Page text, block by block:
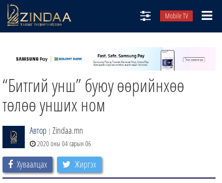
Mobile TV
ТВ8
ӨГЛӨӨНИЙ СОНИН
ЗИНДАА СЭТГҮҮЛ
“Битгий унш” буюу өөрийнхөө
төлөө унших ном
Автор | Zindaa.mn
2020 оны 04 сарын 06
Хуваалцах Жиргэх